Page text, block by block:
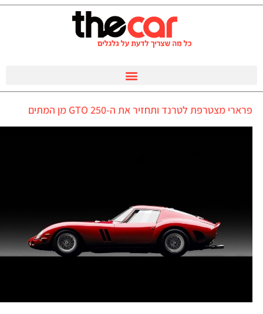
פרארי מצטרפת לטרנד ותחזיר את ה-250 GTO מן המתים